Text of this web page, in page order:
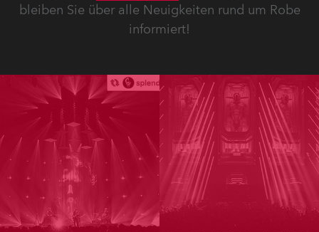
bleiben Sie über alle Neuigkeiten rund um Robe
informiert!